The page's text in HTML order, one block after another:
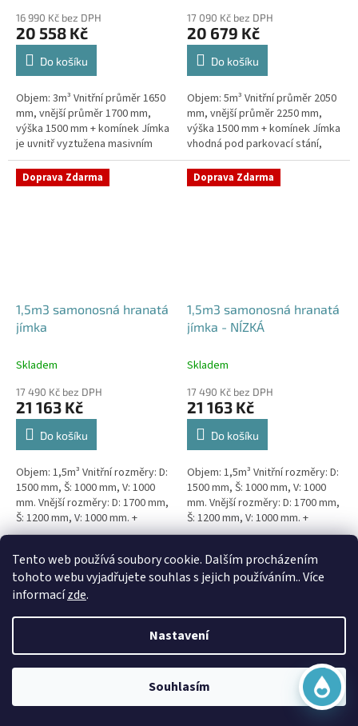
Tento web používá soubory cookie. Dalším procházením
tohoto webu vyjadřujete souhlas s jejich používáním.. Více
informacízde.
Nastavení
Souhlasím
16 990 Kč bez DPH
20 558 Kč
Do košíku
Objem: 3m³ Vnitřní průměr 1650
mm, vnější průměr 1700 mm,
výška 1500 mm + komínek Jímka
je uvnitř vyztužena masivním
žebrováním pro garanci její
samonosnosti.Kvalitní, pevná...
17 090 Kč bez DPH
20 679 Kč
Do košíku
Objem: 5m³ Vnitřní průměr 2050
mm, vnější průměr 2250 mm,
výška 1500 mm + komínek Jímka
vhodná pod parkovací stání,
komunikace i terasy Průměr
přítoku specifikujte v...
Doprava Zdarma
1,5m3 samonosná hranatá
jímka
Skladem
17 490 Kč bez DPH
21 163 Kč
Do košíku
Objem: 1,5m³ Vnitřní rozměry: D:
1500 mm, Š: 1000 mm, V: 1000
mm. Vnější rozměry: D: 1700 mm,
Š: 1200 mm, V: 1000 mm. +
komínek Kvalitní, pevná jímka
Doprava Zdarma
1,5m3 samonosná hranatá
jímka - NÍZKÁ
Skladem
17 490 Kč bez DPH
21 163 Kč
Do košíku
Objem: 1,5m³ Vnitřní rozměry: D:
1500 mm, Š: 1000 mm, V: 1000
mm. Vnější rozměry: D: 1700 mm,
Š: 1200 mm, V: 1000 mm. +
komínek Snížené provedení s
Doprava Zdarma Doprava Zdarma
3m3 samonosná kruhová
Online
Začít konverzaci